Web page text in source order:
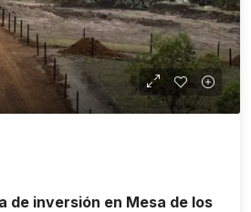
de inversión en Mesa de los